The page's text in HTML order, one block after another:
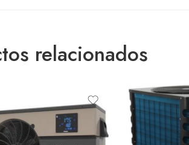
relacionados